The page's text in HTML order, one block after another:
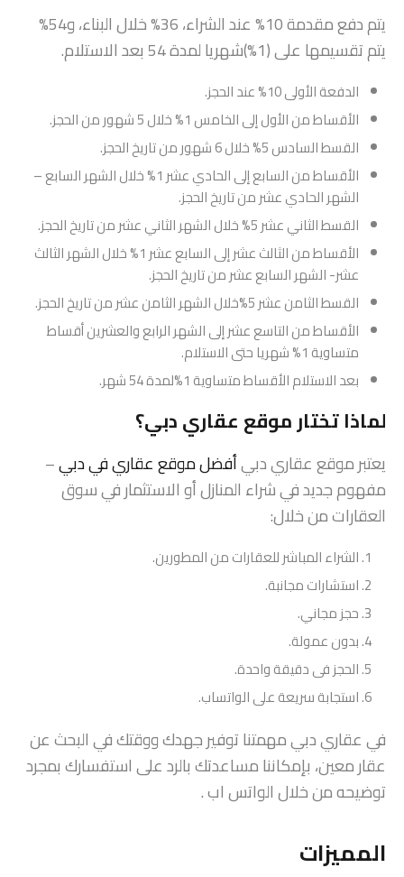
يتم دفع مقدمة 10% عند الشراء، 36% خلال البناء، و54%
يتم تقسيمها على (1%)شهريا لمدة 54 بعد الاستلام.
الدفعة الأولى 10% عند الحجز.
الأقساط من الأول إلى الخامس 1% خلال 5 شهور من الحجز.
القسط السادس 5% خلال 6 شهور من تاريخ الحجز.
الأقساط من السابع إلى الحادي عشر 1% خلال الشهر السابع –
الشهر الحادي عشر من تاريخ الحجز.
القسط الثاني عشر 5% خلال الشهر الثاني عشر من تاريخ الحجز.
الأقساط من الثالث عشر إلى السابع عشر 1% خلال الشهر الثالث
عشر- الشهر السابع عشر من تاريخ الحجز.
القسط الثامن عشر 5%خلال الشهر الثامن عشر من تاريخ الحجز.
الأقساط من التاسع عشر إلى الشهر الرابع والعشرين أقساط
متساوية 1% شهريا حتى الاستلام.
بعد الاستلام الأقساط متساوية 1%لمدة 54 شهر.
لماذا تختار موقع عقاري دبي؟
يعتبر موقع عقاري دبيأفضل موقع عقاري في دبي–
مفهوم جديد في شراء المنازل أو الاستثمار في سوق
العقارات من خلال:
الشراء المباشر للعقارات من المطورين.
استشارات مجانبة.
حجز مجاني.
بدون عمولة.
الحجز فى دقيقة واحدة.
استجابة سريعة على الواتساب.
في عقاري دبي مهمتنا توفير جهدك ووقتك في البحث عن
عقار معين، بإمكاننا مساعدتك بالرد على استفسارك بمجرد
توضيحه من خلال الواتس اب .
المميزات